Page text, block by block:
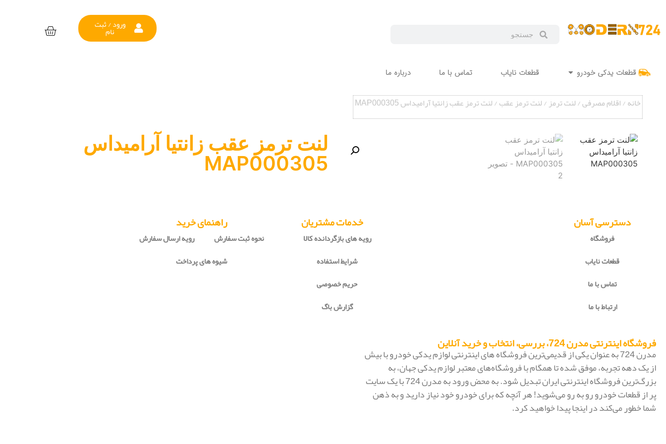
ورود / ثبت
نام
قطعات یدکی خودرو قطعات نایاب تماس با ما درباره ما
خانه/اقلام مصرفی/لنت ترمز/لنت ترمز عقب/ لنت ترمز عقب زانتیا آرامیداس MAP000305
لنت ترمز عقب زانتیا آرامیداس
MAP000305
دسترسی آسان
فروشگاه
قطعات نایاب
تماس با ما
ارتباط با ما
خدمات مشتریان
رویه های بازگردانده کالا
شرایط استفاده
حریم خصوصی
گزارش باگ
راهنمای خرید
نحوه ثبت سفارش
رویه ارسال سفارش
شیوه های پرداخت
فروشگاه اینترنتی مدرن 724، بررسی، انتخاب و خرید آنلاین
مدرن 724 به عنوان یکی از قدیمی‌ترین فروشگاه های اینترنتی لوازم یدکی خودرو با بیش
از یک دهه تجربه، موفق شده تا همگام با فروشگاه‌های معتبر لوازم یدکی جهان، به
بزرگ‌ترین فروشگاه اینترنتی ایران تبدیل شود. به محض ورود به مدرن 724 با یک سایت
پر از قطعات خودرو رو به رو می‌شوید! هر آنچه که برای خودرو خود نیاز دارید و به ذهن
شما خطور می‌کند در اینجا پیدا خواهید کرد.